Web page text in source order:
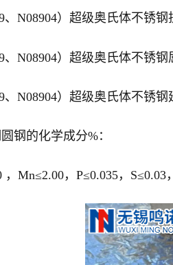
、N08904）超级奥氏体不锈
、N08904）超级奥氏体不锈
、N08904）超级奥氏体不锈钢
钢的化学成分%：
，Mn≤2.00，P≤0.035，S≤0.03